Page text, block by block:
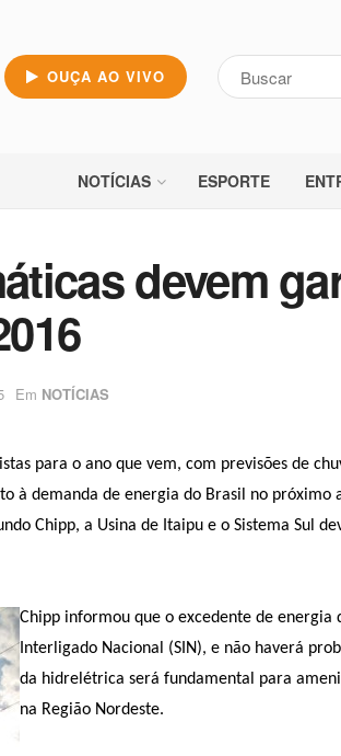
OUÇA AO VIVO
NOTÍCIAS ESPORTE
devem
Em NOTÍCIAS
para o ano que vem, com previsões de
à demanda de energia do Brasil no
Chipp, a Usina de Itaipu e o Sistema Sul
Chipp informou que o excedente de
Interligado Nacional (SIN), e não haverá
da hidrelétrica será fundamental para
na Região Nordeste.